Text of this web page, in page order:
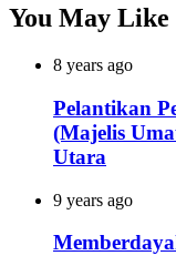
You May Like
8 years ago
Pelantikan
(Majelis
Utara
9 years ago